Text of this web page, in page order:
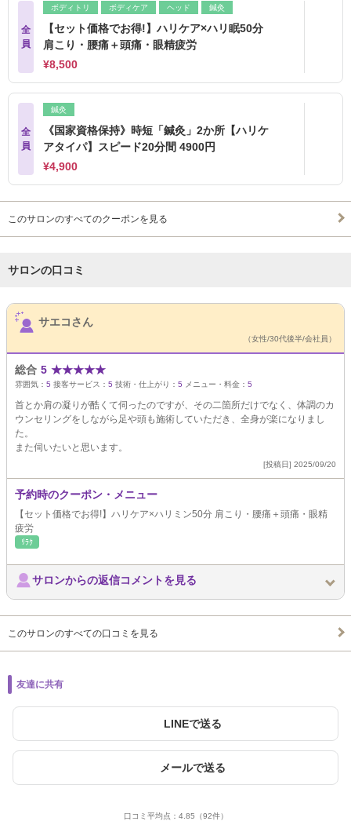
全
員
ボディトリ ボディケア ヘッド 鍼灸
【セット価格でお得!】ハリケア×ハリ眠50分
肩こり・腰痛＋頭痛・眼精疲労
¥8,500
全
員
鍼灸
《国家資格保持》時短「鍼灸」2か所【ハリケ
アタイパ】スピード20分間 4900円
¥4,900
このサロンのすべてのクーポンを見る
サロンの口コミ
サロンPick Up
サエコさん
（女性/30代後半/会社員）
総合 5 ★★★★★
雰囲気： 5 接客サービス： 5 技術・仕上がり： 5 メニュー・料金： 5
首とか肩の凝りが酷くて伺ったのですが、その二箇所だけでなく、体調のカ
ウンセリングをしながら足や頭も施術していただき、全身が楽になりまし
た。
また伺いたいと思います。
[投稿日] 2025/09/20
予約時のクーポン・メニュー
【セット価格でお得!】ハリケア×ハリミン50分 肩こり・腰痛＋頭痛・眼精
疲労
ﾘﾗｸ
サロンからの返信コメントを見る
このサロンのすべての口コミを見る
友達に共有
LINEで送る
メールで送る
口コミ平均点： 4.85 （92件）